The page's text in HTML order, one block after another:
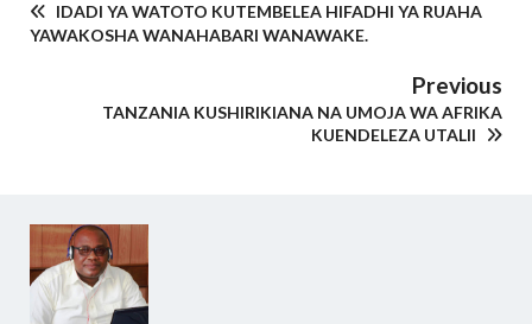
IDADI YA WATOTO KUTEMBELEA HIFADHI YA RUAHA
YAWAKOSHA WANAHABARI WANAWAKE.
Previous
TANZANIA KUSHIRIKIANA NA UMOJA WA AFRIKA
KUENDELEZA UTALII